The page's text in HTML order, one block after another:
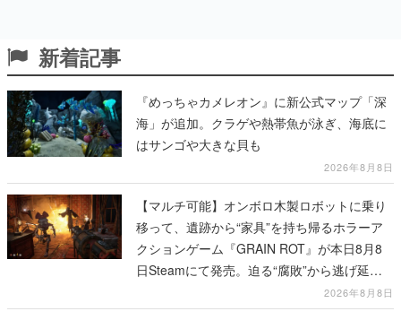
新着記事
『めっちゃカメレオン』に新公式マップ「深
海」が追加。クラゲや熱帯魚が泳ぎ、海底に
はサンゴや大きな貝も
2026年8月8日
【マルチ可能】オンボロ木製ロボットに乗り
移って、遺跡から“家具”を持ち帰るホラーア
クションゲーム『GRAIN ROT』が本日8月8
日Steamにて発売。迫る“腐敗”から逃げ延
2026年8月8日